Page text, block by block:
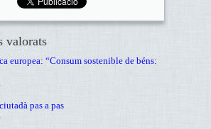
valorats
europea: “Consum sostenible de béns:
pas a pas